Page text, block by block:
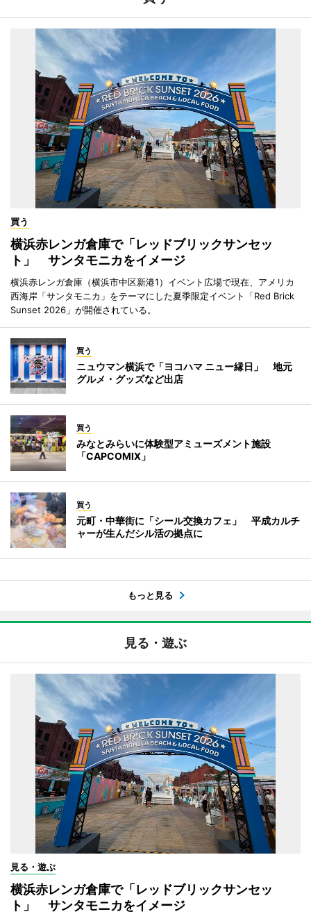
買う
横浜赤レンガ倉庫で「レッドブリックサンセッ
ト」 サンタモニカをイメージ
横浜赤レンガ倉庫（横浜市中区新港1）イベント広場で現在、アメリカ
西海岸「サンタモニカ」をテーマにした夏季限定イベント「Red Brick
Sunset 2026」が開催されている。
買う
ニュウマン横浜で「ヨコハマ ニュー縁日」 地元
グルメ・グッズなど出店
買う
みなとみらいに体験型アミューズメント施設
「CAPCOMIX」
買う
元町・中華街に「シール交換カフェ」 平成カルチ
ャーが生んだシル活の拠点に
もっと見る
見る・遊ぶ
見る・遊ぶ
横浜赤レンガ倉庫で「レッドブリックサンセッ
ト」 サンタモニカをイメージ